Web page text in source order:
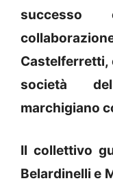
successo
Castelferretti,
società
marchigiano
Il collettivo
Belardinelli e